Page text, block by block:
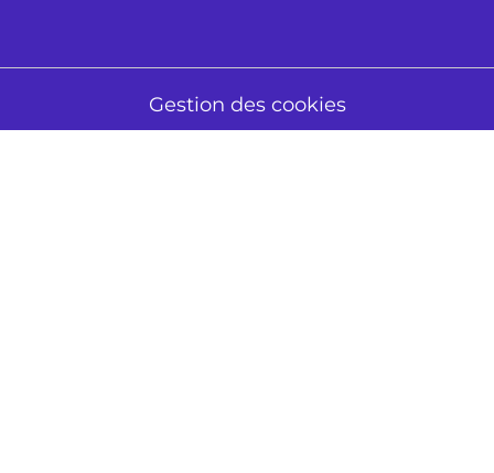
Gestion des cookies